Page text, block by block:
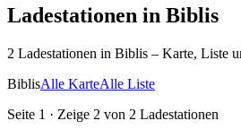
Ladestationen in Biblis
2 Ladestationen in Biblis – Karte, Liste
BiblisAlle KarteAlle Liste
Seite 1 · Zeige 2 von 2 Ladestationen